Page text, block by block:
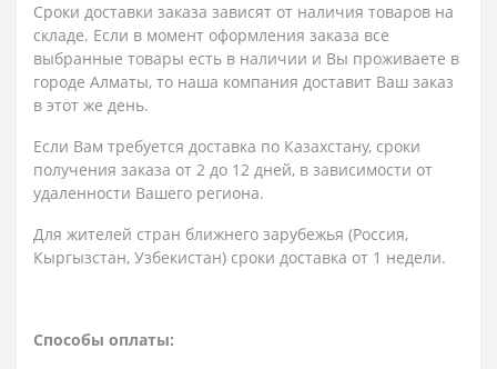
Сроки доставки заказа зависят от наличия товаров на
складе. Если в момент оформления заказа все
выбранные товары есть в наличии и Вы проживаете в
городе Алматы, то наша компания доставит Ваш заказ
в этот же день.
Если Вам требуется доставка по Казахстану, сроки
получения заказа от 2 до 12 дней, в зависимости от
удаленности Вашего региона.
Для жителей стран ближнего зарубежья (Россия,
Кыргызстан, Узбекистан) сроки доставка от 1 недели.
Способы оплаты: